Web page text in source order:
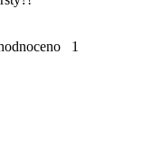
1